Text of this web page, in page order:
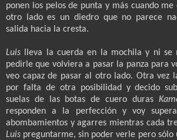
ponen los pelos de punta y más cuando me
otro lado es un diedro que no parece
salida hacia la cresta.
Luis
lleva la cuerda en la mochila y ni se
pedirle que volviera a pasar la panza para
veo capaz de pasar al otro lado. Otra vez
por falta de otra posibilidad y decido
suelas de las botas de cuero duras
responden a la perfección y voy
abombamientos y agarres mientras cada
Luis preguntarme, sin poder verle pero sólo